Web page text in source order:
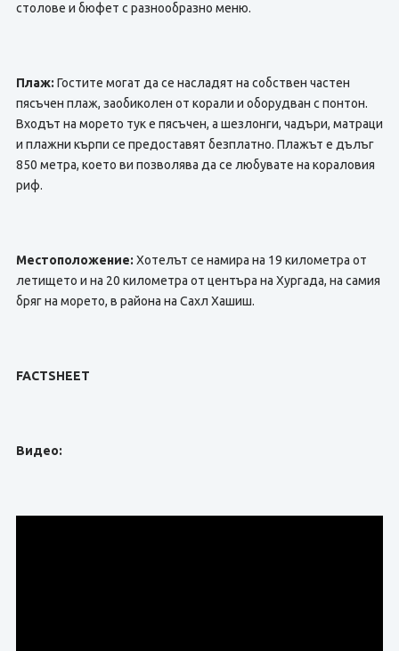
столове и бюфет с разнообразно меню.
Плаж: Гостите могат да се насладят на собствен частен
пясъчен плаж, заобиколен от корали и оборудван с понтон.
Входът на морето тук е пясъчен, а шезлонги, чадъри, матраци
и плажни кърпи се предоставят безплатно. Плажът е дълъг
850 метра, което ви позволява да се любувате на кораловия
риф.
Местоположение: Хотелът се намира на 19 километра от
летището и на 20 километра от центъра на Хургада, на самия
бряг на морето, в района на Сахл Хашиш.
FACTSHEET
Видео: